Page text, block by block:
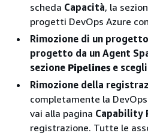
scheda Capacità, la
progetti DevOps Azure
Rimozione di un progetto
progetto da un Agent
sezione Pipelines e
Rimozione della
completamente la
vai alla pagina Capability
registrazione. Tutte le